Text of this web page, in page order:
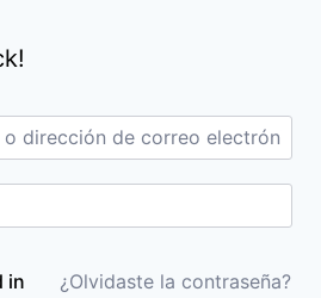
in ¿Olvidaste la contraseña?